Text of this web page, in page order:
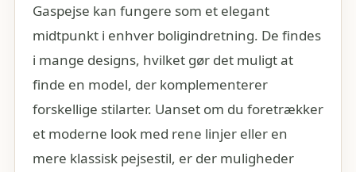
Gaspejse kan fungere som et elegant
midtpunkt i enhver boligindretning. De findes
i mange designs, hvilket gør det muligt at
finde en model, der komplementerer
forskellige stilarter. Uanset om du foretrækker
et moderne look med rene linjer eller en
mere klassisk pejsestil, er der muligheder